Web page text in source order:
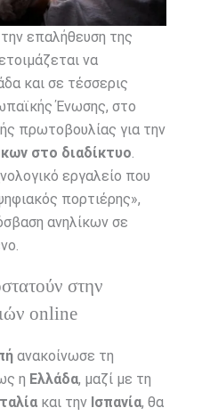
επαλήθευση της
να
και σε τέσσερις
Ένωσης, στο
πρωτοβουλίας για την
στο διαδίκτυο.
εργαλείο που
πορτιέρης»,
ανηλίκων σε
στην
online
ανακοίνωσε τη
η Ελλάδα, μαζί με τη
Ιταλίακαι την Ισπανία, θα